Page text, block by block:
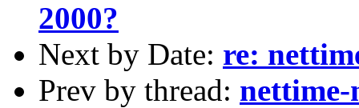
2000?
Next by Date: re:
Prev by thread: